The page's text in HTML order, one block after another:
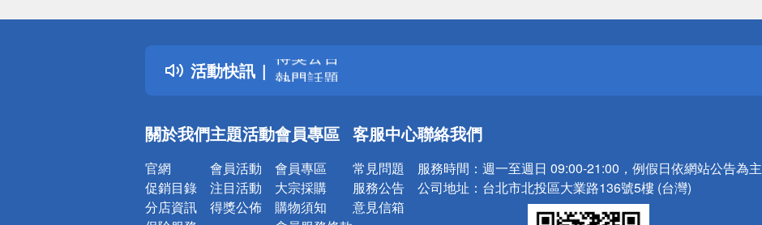
活動快訊
詐騙網頁！請小心！
得獎公告
熱門話題
銀行優惠
詐騙網頁！請小心！
關於我們
官網
促銷目錄
分店資訊
主題活動
會員活動
注目活動
得獎公佈
會員專區
會員專區
大宗採購
購物須知
客服中心
常見問題
服務公告
意見信箱
聯絡我們
服務時間： 週一至週日 09:00-21:00，例假日依網站公告為主
公司地址： 台北市北投區大業路136號5樓 (台灣)